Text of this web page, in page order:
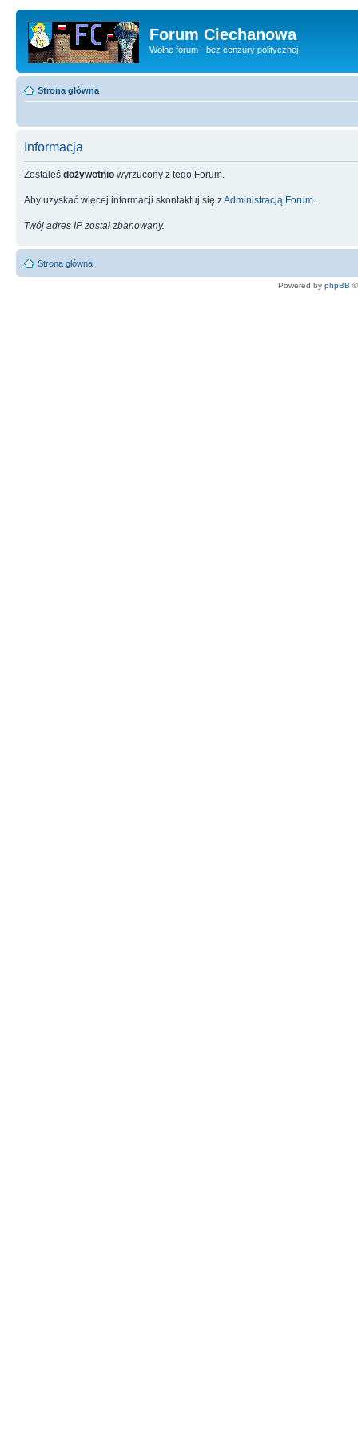
Forum Ciechanowa
Wolne forum - bez cenzury politycznej
Strona główna
Informacja
Zostałeś dożywotnio wyrzucony z tego Forum.
Aby uzyskać więcej informacji skontaktuj się zAdministracją Forum
Twój adres IP został zbanowany.
Strona główna
Powered by phpBB